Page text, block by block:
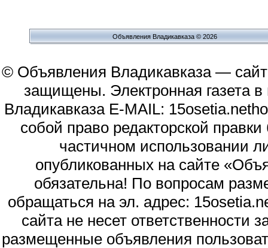
Объявления Владикавказа © 2026
© Объявления Владикавказа —
защищены. Электронная газета
Владикавказа E-MAIL:
собой право редакторской
частичном использовании
опубликованных на сайте
обязательна! По вопросам
обращаться на эл. адрес:
сайта не несет
размещенные объявления